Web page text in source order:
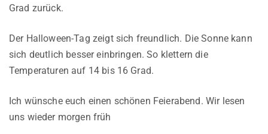
Grad zurück.
Der Halloween-Tag zeigt sich freundlich. Die Sonne kann
sich deutlich besser einbringen. So klettern die
Temperaturen auf 14 bis 16 Grad.
Ich wünsche euch einen schönen Feierabend. Wir lesen
uns wieder morgen früh